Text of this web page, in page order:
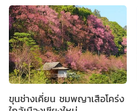
ขุนช่างเคี่ยน ชมพญาเสือโคร่ง